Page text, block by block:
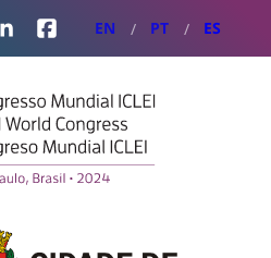
LinkedInFacebook
EN PT ES